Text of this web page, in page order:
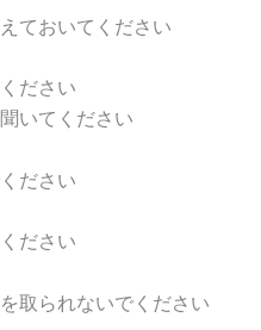
ておいてください
ださい
いてください
ださい
ださい
取られないでください